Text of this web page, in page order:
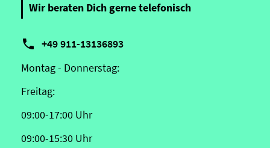
Wir beraten Dich gerne telefonisch
 +49 911-13136893
Montag - Donnerstag:
Freitag:
09:00-17:00 Uhr
09:00-15:30 Uhr